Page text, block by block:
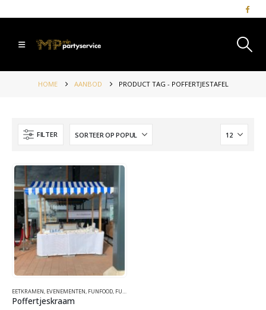
HOME AANBOD PRODUCT TAG - POFFERTJESTAFEL
FILTER
EETKRAMEN, EVENEMENTEN, FUNFOOD, FUNFOOD
Poffertjeskraam